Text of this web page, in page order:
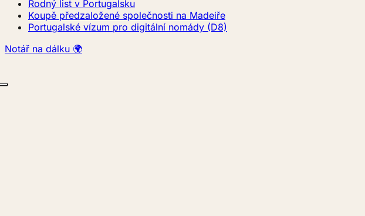
Rodný list v Portugalsku
Koupě předzaložené společnosti na Madeiře
Portugalské vízum pro digitální nomády (D8)
Notář na dálku 🌍